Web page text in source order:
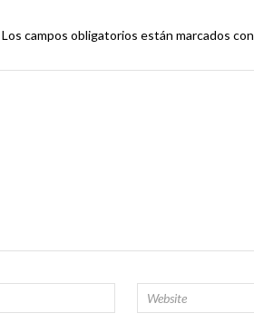
Los campos obligatorios están marcados con